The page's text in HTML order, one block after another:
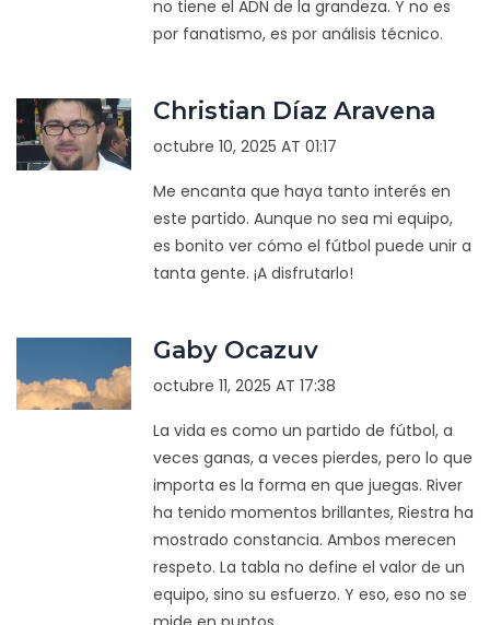
no tiene el ADN de la grandeza. Y no es
por fanatismo, es por análisis técnico.
Christian Díaz Aravena
octubre 10, 2025 AT 01:17
Me encanta que haya tanto interés en
este partido. Aunque no sea mi equipo,
es bonito ver cómo el fútbol puede unir a
tanta gente. ¡A disfrutarlo!
Gaby Ocazuv
octubre 11, 2025 AT 17:38
La vida es como un partido de fútbol, a
veces ganas, a veces pierdes, pero lo que
importa es la forma en que juegas. River
ha tenido momentos brillantes, Riestra ha
mostrado constancia. Ambos merecen
respeto. La tabla no define el valor de un
equipo, sino su esfuerzo. Y eso, eso no se